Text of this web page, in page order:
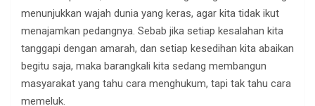
menunjukkan wajah dunia yang keras, agar kita tidak ikut
menajamkan pedangnya. Sebab jika setiap kesalahan kita
tanggapi dengan amarah, dan setiap kesedihan kita abaikan
begitu saja, maka barangkali kita sedang membangun
masyarakat yang tahu cara menghukum, tapi tak tahu cara
memeluk.